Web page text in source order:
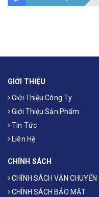
GIỚI THIỆU
Giới Thiệu Công Ty
Giới Thiệu Sản Phẩm
Tin Tức
Liên Hệ
CHÍNH SÁCH
CHÍNH SÁCH VẬN CHUYỂN
CHÍNH SÁCH BẢO MẬT